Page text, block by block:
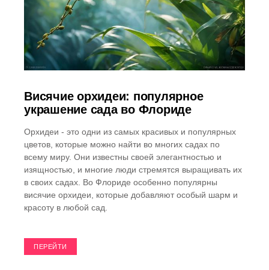
Висячие орхидеи: популярное
украшение сада во Флориде
Орхидеи - это одни из самых красивых и популярных
цветов, которые можно найти во многих садах по
всему миру. Они известны своей элегантностью и
изящностью, и многие люди стремятся выращивать их
в своих садах. Во Флориде особенно популярны
висячие орхидеи, которые добавляют особый шарм и
красоту в любой сад.
ПЕРЕЙТИ